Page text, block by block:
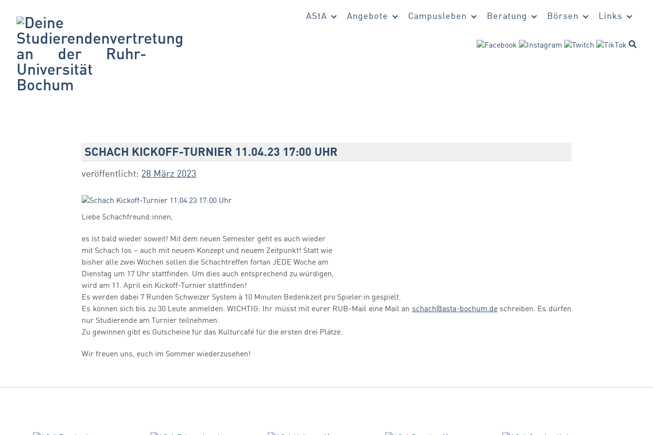
AStA Angebote Campusleben Beratung Börsen Links
SCHACH KICKOFF-TURNIER 11.04.23 17:00 UHR
veröffentlicht: 28 März 2023
Liebe Schachfreund:innen,
es ist bald wieder soweit! Mit dem neuen Semester geht es auch wieder
mit Schach los – auch mit neuem Konzept und neuem Zeitpunkt! Statt wie
bisher alle zwei Wochen sollen die Schachtreffen fortan JEDE Woche am
Dienstag um 17 Uhr stattfinden. Um dies auch entsprechend zu würdigen,
wird am 11. April ein Kickoff-Turnier stattfinden!
Es werden dabei 7 Runden Schweizer System à 10 Minuten Bedenkzeit pro Spieler:in gespielt.
Es können sich bis zu 30 Leute anmelden. WICHTIG: Ihr müsst mit eurer RUB-Mail eine Mail an schach@asta-bochum.deschreiben. Es dürfen
nur Studierende am Turnier teilnehmen.
Zu gewinnen gibt es Gutscheine für das Kulturcafé für die ersten drei Plätze.
Wir freuen uns, euch im Sommer wiederzusehen!